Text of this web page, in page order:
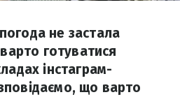
не застала
готуватися
інстаграм-
що варто